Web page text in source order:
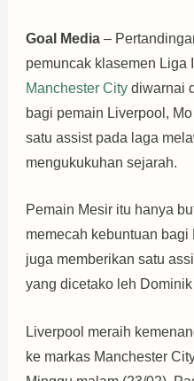
Goal Media–
pemuncak klasemen Liga
Manchester City diwarnai
bagi pemain Liverpool,
satu assist pada laga
mengukukuhan sejarah.
Pemain Mesir itu hanya
memecah kebuntuan
juga memberikan satu
yang dicetako leh
Liverpool meraih
ke markas Manchester